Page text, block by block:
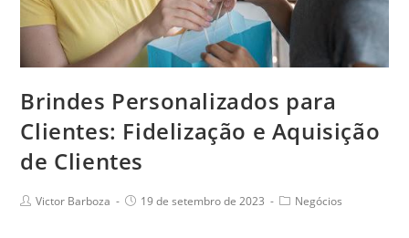
Brindes Personalizados para
Clientes: Fidelização e Aquisição
de Clientes
Victor Barboza 19 de setembro de 2023 Negócios